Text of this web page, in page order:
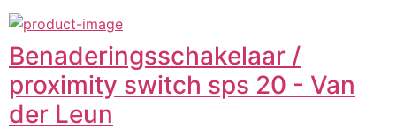
Benaderingsschakelaar /
proximity switch sps 20 - Van
der Leun